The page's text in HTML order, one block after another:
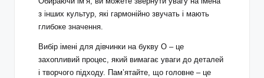
з інших культур, які гармонійно звучать і мають
глибоке значення.
Вибір імені для дівчинки на букву О – це
захопливий процес, який вимагає уваги до деталей
і творчого підходу. Пам’ятайте, що головне – це